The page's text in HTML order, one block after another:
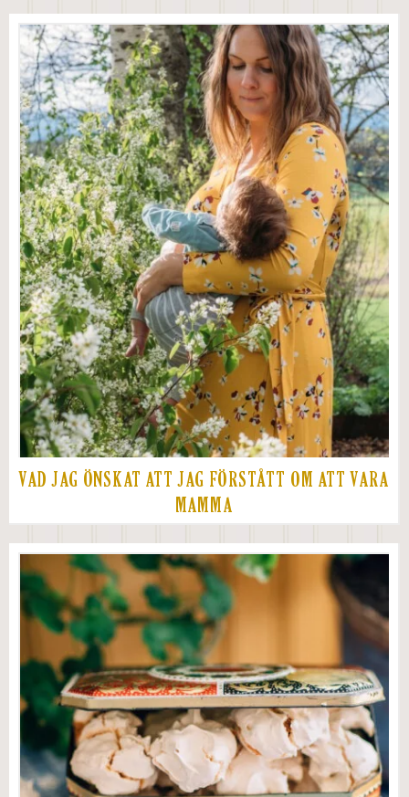
VAD JAG ÖNSKAT ATT JAG FÖRSTÅTT OM ATT VARA
MAMMA